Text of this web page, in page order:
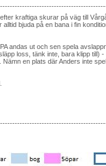
kraftiga skurar på väg till
bjuda på en bana i fin
andas ut och sen spela
loss, tänk inte, bara klipp till)
en plats där Anders inte